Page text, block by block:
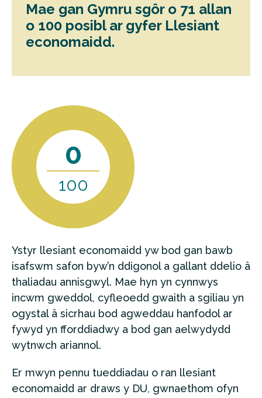
Mae gan Gymru sgôr o 71 allan
o 100 posibl ar gyfer Llesiant
economaidd.
0
100
Ystyr llesiant economaidd yw bod gan bawb
isafswm safon byw’n ddigonol a gallant ddelio â
thaliadau annisgwyl. Mae hyn yn cynnwys
incwm gweddol, cyfleoedd gwaith a sgiliau yn
ogystal â sicrhau bod agweddau hanfodol ar
fywyd yn fforddiadwy a bod gan aelwydydd
wytnwch ariannol.
Er mwyn pennu tueddiadau o ran llesiant
economaidd ar draws y DU, gwnaethom ofyn